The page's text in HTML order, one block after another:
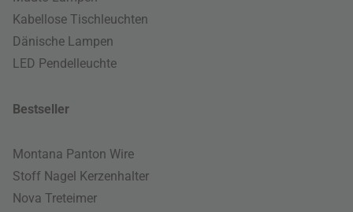
Kabellose Tischleuchten
Dänische Lampen
LED Pendelleuchte
Bestseller
Montana Panton Wire
Stoff Nagel Kerzenhalter
Nova Treteimer